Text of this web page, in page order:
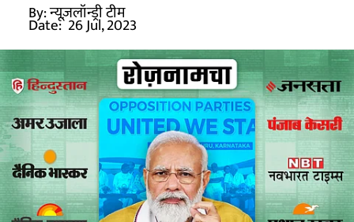
By:न्यूज़लॉन्ड्री टीम
Date: 26 Jul, 2023